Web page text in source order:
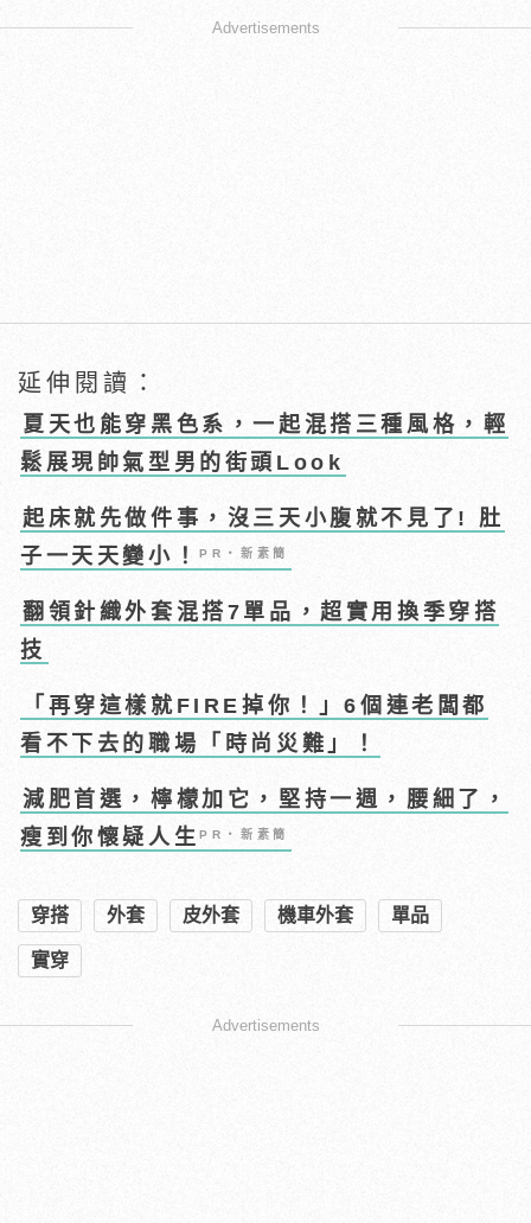
Advertisements
延伸閱讀：
夏天也能穿黑色系，一起混搭三種風格，輕
鬆展現帥氣型男的街頭Look
起床就先做件事，沒三天小腹就不見了! 肚
子一天天變小！PR・新素簡
翻領針織外套混搭7單品，超實用換季穿搭
技
「再穿這樣就FIRE掉你！」6個連老闆都
看不下去的職場「時尚災難」！
減肥首選，檸檬加它，堅持一週，腰細了，
瘦到你懷疑人生PR・新素簡
穿搭 外套 皮外套 機車外套 單品
實穿
Advertisements